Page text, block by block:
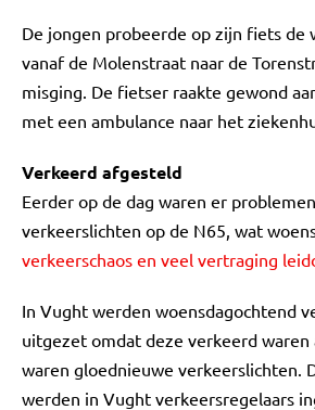
De jongen probeerde op zijn fiets de
vanaf de Molenstraat naar de
misging. De fietser raakte gewond
met een ambulance naar het
Verkeerd afgesteld
Eerder op de dag waren er
verkeerslichten op de N65, wat
verkeerschaos en veel vertraging
In Vught werden woensdagochtend
uitgezet omdat deze verkeerd
waren gloednieuwe verkeerslichten.
werden in Vught verkeersregelaars